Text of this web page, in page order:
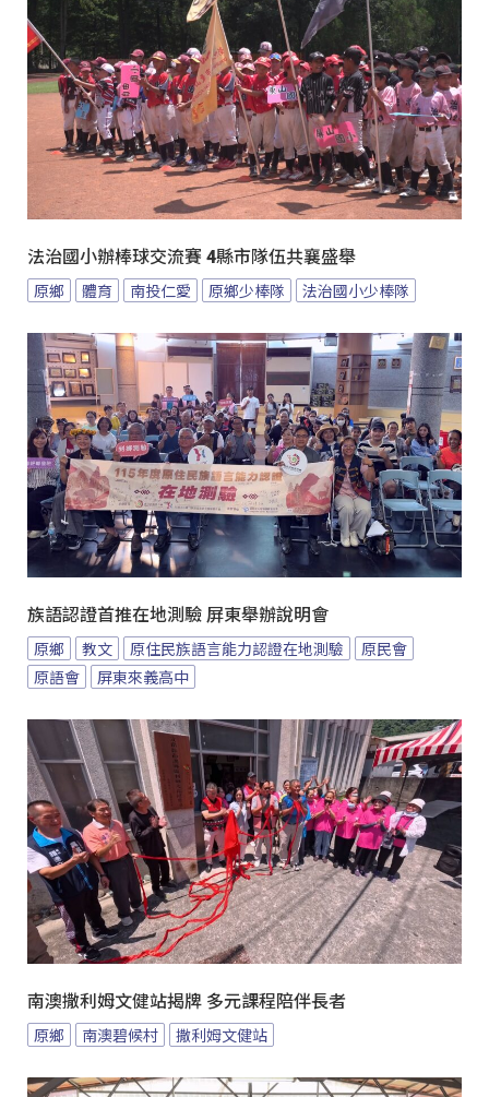
法治國小辦棒球交流賽 4縣市隊伍共襄盛舉
原鄉 體育 南投仁愛 原鄉少棒隊 法治國小少棒隊
族語認證首推在地測驗 屏東舉辦說明會
原鄉 教文 原住民族語言能力認證在地測驗
原民會
原語會
屏東來義高中
南澳撒利姆文健站揭牌 多元課程陪伴長者
原鄉 南澳碧候村 撒利姆文健站